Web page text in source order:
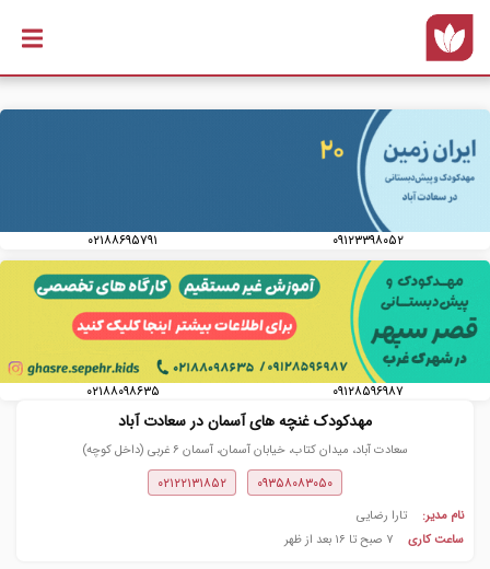
۰۹۱۲۳۳۹۸۰۵۲ ۰۲۱۸۸۶۹۵۷۹۱
۰۹۱۲۸۵۹۶۹۸۷ ۰۲۱۸۸۰۹۸۶۳۵
مهدکودک غنچه های آسمان در سعادت آباد
سعادت آباد، میدان کتاب، خیابان آسمان، آسمان ۶ غربی (داخل کوچه)
۰۹۳۵۸۰۸۳۰۵۰ ۰۲۱۲۲۱۳۱۸۵۲
نام مدیر:
تارا رضایی
ساعت کاری
۷ صبح تا ۱۶ بعد از ظهر